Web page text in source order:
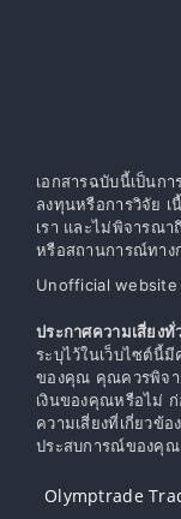
เอกสารฉบับนี้เป็นก
ลงทุนหรือการวิจัย
เรา และไม่พิจารณ
หรือสถานการณ์ทาง
Unofficial website
ประกาศความเสี่ยงทั่
ระบุไว้ในเว็บไซต์นี้
ของคุณ คุณควรพิจา
เงินของคุณหรือไม่
ความเสี่ยงที่เกี่ยวข้
ประสบการณ์ของคุณ
Olymptrade